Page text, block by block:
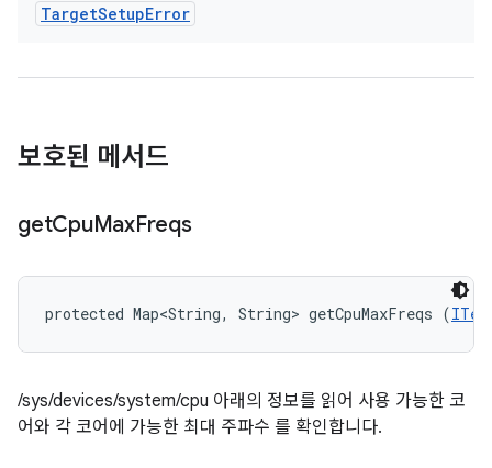
TargetSetupError
보호된 메서드
getCpuMaxFreqs
protected Map<String, String> getCpuMaxFreqs (
/sys/devices/system/cpu 아래의 정보를 읽어 사용 가능한 코
어와 각 코어에 가능한 최대 주파수 를 확인합니다.